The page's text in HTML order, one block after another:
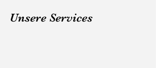
Unsere Services